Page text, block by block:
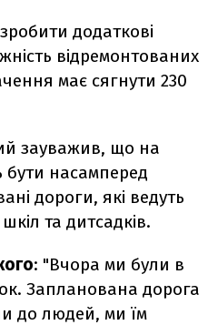
додаткові
відремонтованих
має сягнути 230
зауважив, що на
бути насамперед
дороги, які ведуть
та дитсадків.
: "Вчора ми були в
Запланована дорога
до людей, ми їм